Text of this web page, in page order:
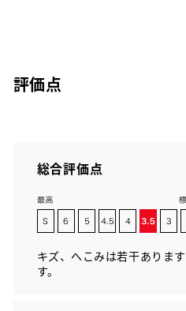
評価点
総合評価点
キズ、へこみは若干ありま
す。